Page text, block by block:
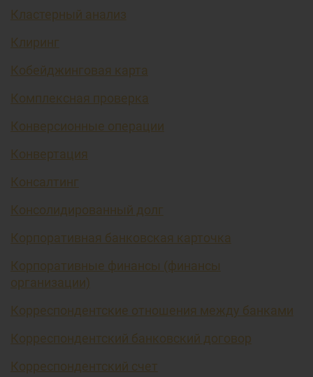
Кластерный анализ
Клиринг
Кобейджинговая карта
Комплексная проверка
Конверсионные операции
Конвертация
Консалтинг
Консолидированный долг
Корпоративная банковская карточка
Корпоративные финансы (финансы
организации)
Корреспондентские отношения между банками
Корреспондентский банковский договор
Корреспондентский счет